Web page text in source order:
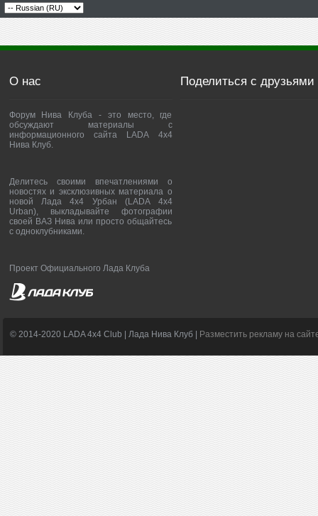
О нас
Форум Нива Клуба - это место, где
обсуждают материалы с
информационного сайта LADA 4x4
Нива Клуб.
Делитесь своими впечатлениями о
новостях и эксклюзивных материала о
новой Лада 4х4 Урбан (LADA 4x4
Urban), выкладывайте фотографии
своей ВАЗ Нива или просто общайтесь
с одноклубниками.
Проект Официального Лада Клуба
Поделиться с друзьями
© 2014-2020 LADA 4x4 Club | Лада Нива Клуб | Разместить рекламу на